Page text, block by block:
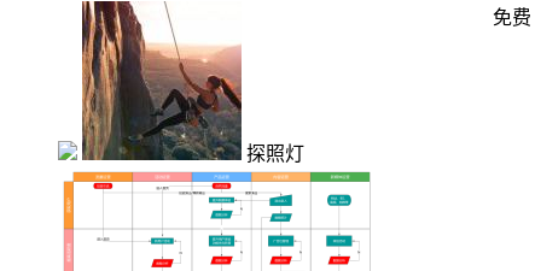
探照灯
免费